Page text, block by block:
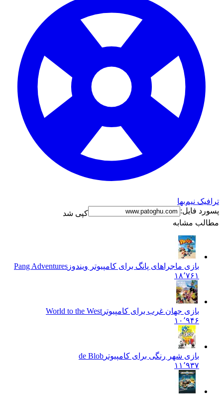
ترافیک نیم‌بها
پسورد فایل:
کپی شد
مطالب مشابه
بازی ماجراهای پانگ برای کامپیوتر ویندوز Pang Adventures
۱۸٬۷۶۱
بازی جهان غرب برای کامپیوتر World to the West
۱۰٬۹۴۶
بازی شهر رنگی برای کامپیوتر de Blob
۱۱٬۹۳۷